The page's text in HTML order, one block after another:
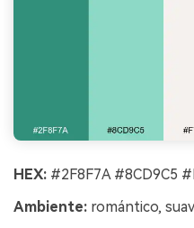
HEX: #2F8F7A #8CD9C5
Ambiente: romántico,